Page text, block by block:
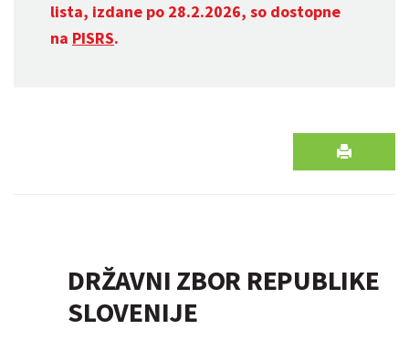
lista, izdane po 28.2.2026, so dostopne
na PISRS.
DRŽAVNI ZBOR REPUBLIKE
SLOVENIJE